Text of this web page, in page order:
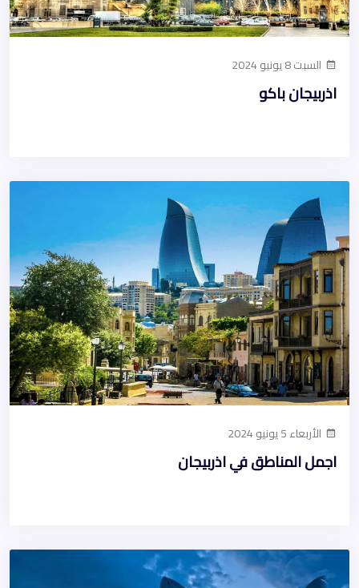
السبت 8 يونيو 2024
اذربيجان باكو
الأربعاء 5 يونيو 2024
اجمل المناطق في اذربيجان